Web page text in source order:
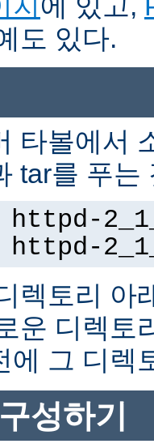
도 있다.
타볼에서
tar를 푸는
렉토리 아
운 디렉토
에 그 디렉
성하기